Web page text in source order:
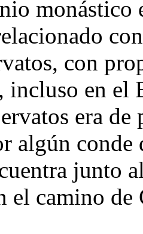
monástico
con
incluso en el
era
algún conde
junto
el camino de